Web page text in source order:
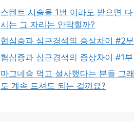
스텐트 시술을 1번 이라도 받으면 다
시는 그 자리는 안막힐까?
협심증과 심근경색의 증상차이 #2부
협심증과 심근경색의 증상차이 #1부
마그네슘 먹고 설사했다는 분들 그래
도 계속 드셔도 되는 걸까요?